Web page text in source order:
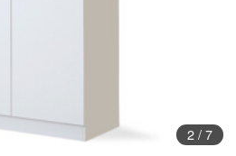
3/ 7